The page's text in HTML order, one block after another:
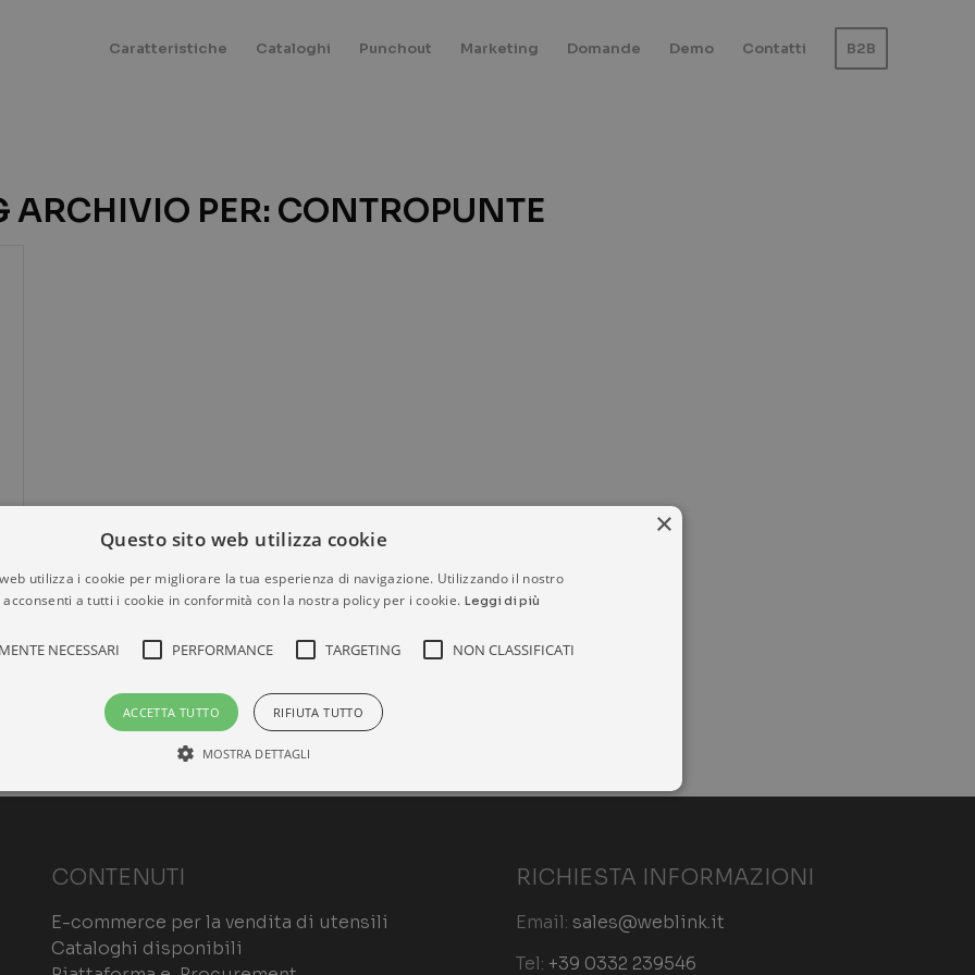
Caratteristiche Cataloghi Punchout Marketing Domande Demo Contatti B2B
ARCHIVIO PER: CONTROPUNTE
CONTENUTI
E-commerce per la vendita di utensili
Cataloghi disponibili
RICHIESTA INFORMAZIONI
Email: sales@weblink.it
Tel: +39 0332 239546
×
Questo sito web utilizza cookie
utilizza i cookie per migliorare la tua esperienza di navigazione. Utilizzando il nostro
acconsenti a tutti i cookie in conformità con la nostra policy per i cookie. Leggi di più
NECESSARI PERFORMANCE TARGETING NON CLASSIFICATI
ACCETTA TUTTO RIFIUTA TUTTO
MOSTRA DETTAGLI
consentono le funzionalità principali del sito web come l'accesso dell'utente e la gestione dell'account. Il sito
/
SCADENZA